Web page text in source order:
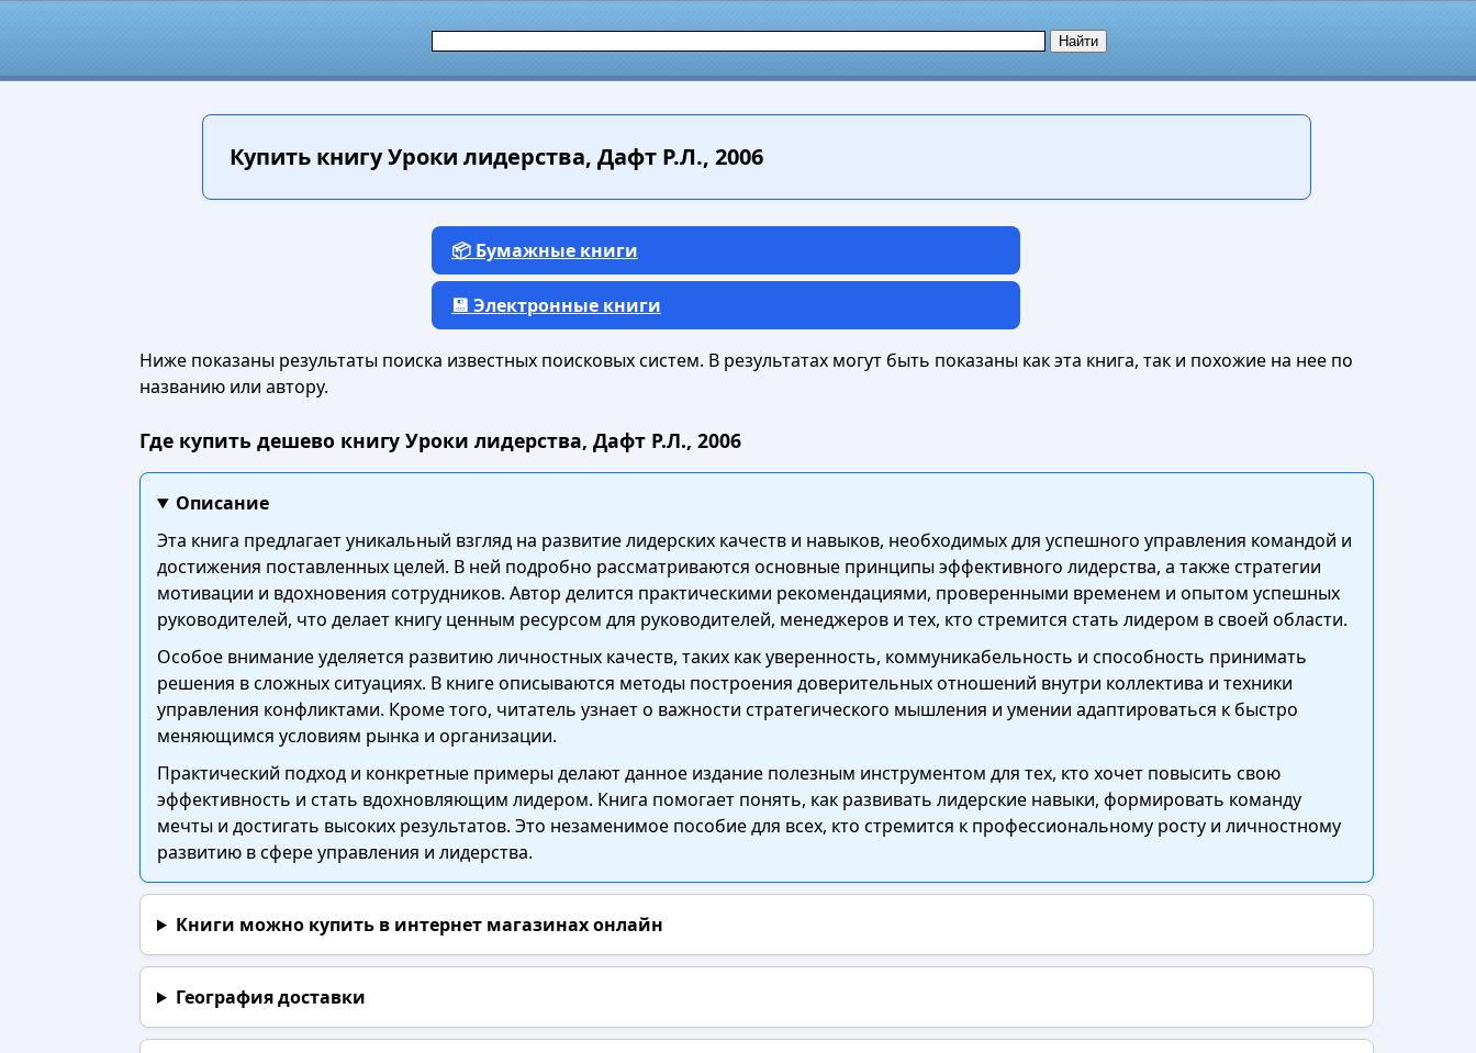
Купить книгуУроки лидерства, Дафт Р.Л., 2006
📦 Бумажные книги
💾 Электронные книги
Ниже показаны результаты поиска известных поисковых систем. В результатах могут быть показаны как эта книга, так и похожие на нее по
названию или автору.
Где купить дешево книгу Уроки лидерства, Дафт Р.Л., 2006
Описание
Эта книга предлагает уникальный взгляд на развитие лидерских качеств и навыков, необходимых для успешного управления командой и
достижения поставленных целей. В ней подробно рассматриваются основные принципы эффективного лидерства, а также стратегии
мотивации и вдохновения сотрудников. Автор делится практическими рекомендациями, проверенными временем и опытом успешных
руководителей, что делает книгу ценным ресурсом для руководителей, менеджеров и тех, кто стремится стать лидером в своей области.
Особое внимание уделяется развитию личностных качеств, таких как уверенность, коммуникабельность и способность принимать
решения в сложных ситуациях. В книге описываются методы построения доверительных отношений внутри коллектива и техники
управления конфликтами. Кроме того, читатель узнает о важности стратегического мышления и умении адаптироваться к быстро
меняющимся условиям рынка и организации.
Практический подход и конкретные примеры делают данное издание полезным инструментом для тех, кто хочет повысить свою
эффективность и стать вдохновляющим лидером. Книга помогает понять, как развивать лидерские навыки, формировать команду
мечты и достигать высоких результатов. Это незаменимое пособие для всех, кто стремится к профессиональному росту и личностному
развитию в сфере управления и лидерства.
Книги можно купить в интернет магазинах онлайн
География доставки